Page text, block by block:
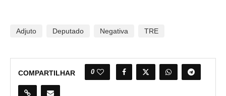
Adjuto Deputado Negativa TRE
COMPARTILHAR 0